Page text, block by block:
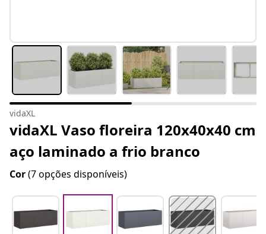
vidaXL
vidaXL Vaso floreira 120x40x40 cm
aço laminado a frio branco
Cor(7 opções disponíveis)